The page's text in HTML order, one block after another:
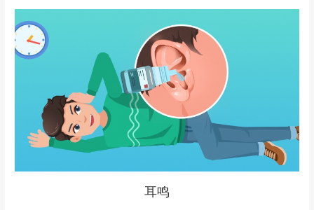
耳鸣